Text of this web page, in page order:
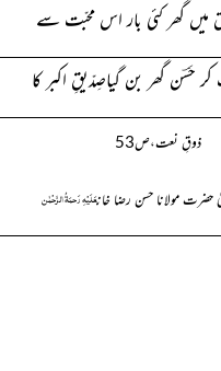
میں گھر کئی بار اس محبّت سے
حَسؔن گھر بن گیاصِدّیقِ اکبر کا
ذوقِ نعت،ص53
حضرت مولانا حسن رضا خانعَلَیْہِ رَحمَۃُ الرَّحْمٰن